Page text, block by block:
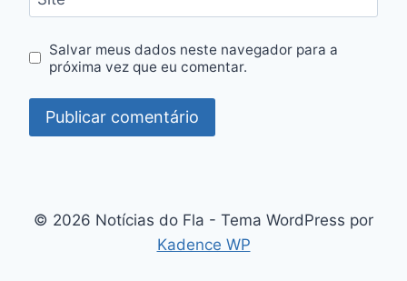
Salvar meus dados neste navegador para a
próxima vez que eu comentar.
© 2026 Notícias do Fla - Tema WordPress por
Kadence WP